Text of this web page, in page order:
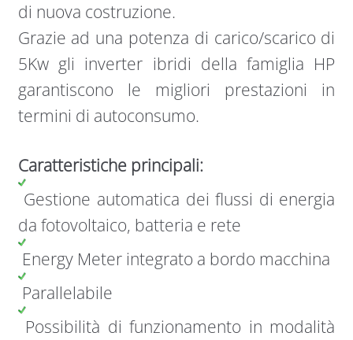
di nuova costruzione.
Grazie ad una potenza di carico/scarico di
5Kw gli inverter ibridi della famiglia HP
garantiscono le migliori prestazioni in
termini di autoconsumo.
Caratteristiche principali:
Gestione automatica dei flussi di energia
da fotovoltaico, batteria e rete
Energy Meter integrato a bordo macchina
Parallelabile
Possibilità di funzionamento in modalità